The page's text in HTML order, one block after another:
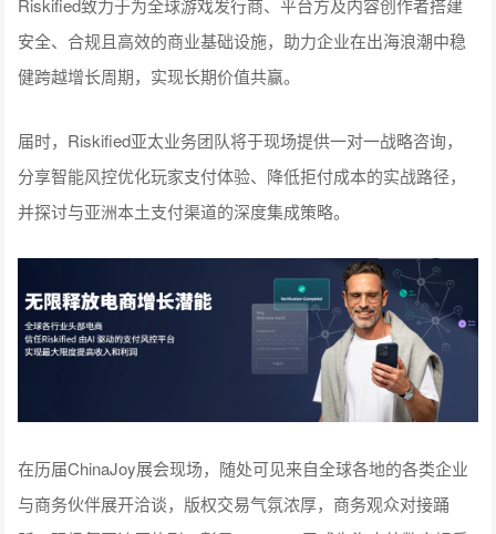
Riskified致力于为全球游戏发行商、平台方及内容创作者搭建
安全、合规且高效的商业基础设施，助力企业在出海浪潮中稳
健跨越增长周期，实现长期价值共赢。
届时，Riskified亚太业务团队将于现场提供一对一战略咨询，
分享智能风控优化玩家支付体验、降低拒付成本的实战路径，
并探讨与亚洲本土支付渠道的深度集成策略。
在历届ChinaJoy展会现场，随处可见来自全球各地的各类企业
与商务伙伴展开洽谈，版权交易气氛浓厚，商务观众对接踊